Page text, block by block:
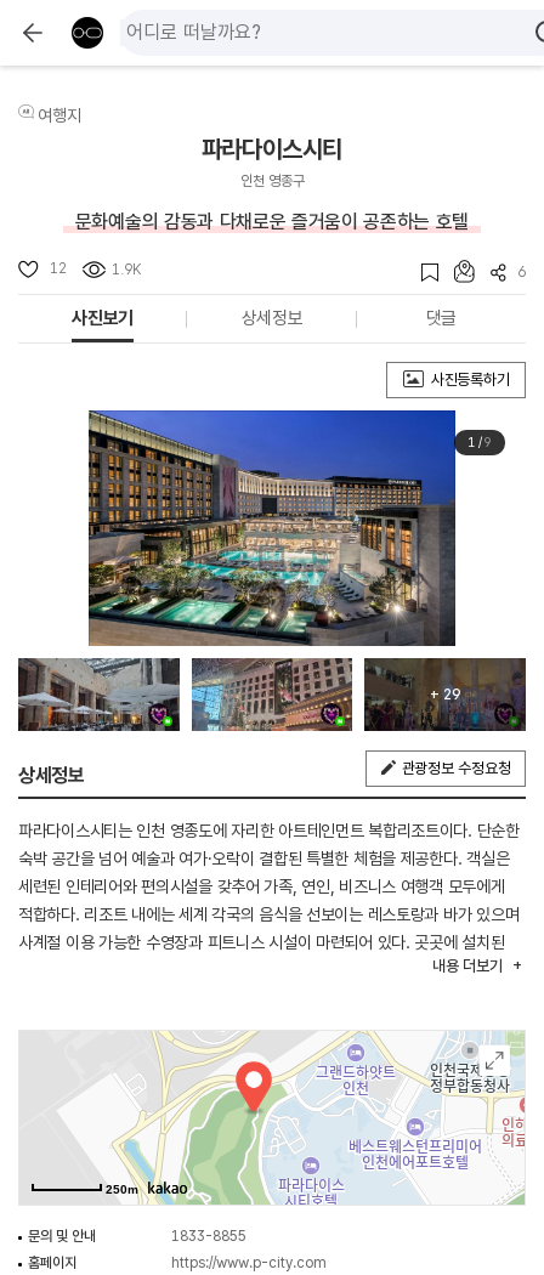
여행지
파라다이스시티
인천 영종구
문화예술의 감동과 다채로운 즐거움이 공존하는 호텔
12 1.9K 6
사진보기 상세정보 댓글
사진등록하기
1/9
+ 29
상세정보 관광정보 수정요청
파라다이스시티는 인천 영종도에 자리한 아트테인먼트 복합리조트이다. 단순한
숙박 공간을 넘어 예술과 여가·오락이 결합된 특별한 체험을 제공한다. 객실은
세련된 인테리어와 편의시설을 갖추어 가족, 연인, 비즈니스 여행객 모두에게
적합하다. 리조트 내에는 세계 각국의 음식을 선보이는 레스토랑과 바가 있으며
사계절 이용 가능한 수영장과 피트니스 시설이 마련되어 있다. 곳곳에 설치된
회화, 조각, 미디어 아트 작품은 머무는 동안 전시장을 거니는 듯한 감각을
있어 고객들은 취향에 맞는 즐길 거리를 선택할 수 있다. 인천국제공항과 가까운
입지는 국내외 방문객 모두에게 편리한 접근성을 제공한다. 파라다이스시티는
휴식과 문화 그리고 즐거움이 어우러진 새로운 형태의 리조트이다.
◎ 한류의 매력을 만나는 여행 정보
아이폰14 광고 속 뉴진스가 플래시 세례를 받으며 걸어가던 장소는 영종도의
5성급 호텔, 파라다이스시티다.
내용 더보기
250m
문의 및 안내
1833-8855
홈페이지
https://www.p-city.com